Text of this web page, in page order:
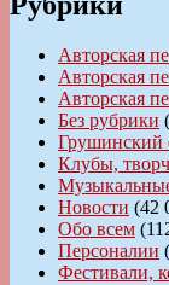
Авторская
Авторская
Авторская
Без рубрики
Грушинский
Клубы,
Новости (42
Обо всем
Персоналии
Фестивали,